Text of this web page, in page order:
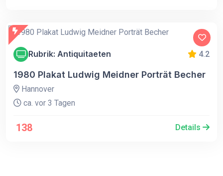
Rubrik: Antiquitaeten 4.2
1980 Plakat Ludwig Meidner Porträt Becher
Hannover
ca. vor 3 Tagen
138 Details